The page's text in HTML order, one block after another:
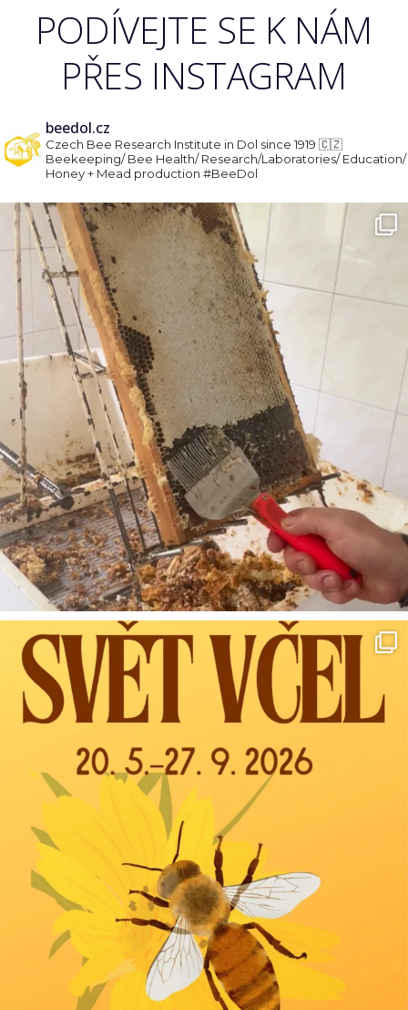
PODÍVEJTE SE K NÁM
PŘES INSTAGRAM
beedol.cz
Czech Bee Research Institute in Dol since 1919 🇨🇿
Beekeeping/ Bee Health/ Research/Laboratories/ Education/
Honey + Mead production #BeeDol